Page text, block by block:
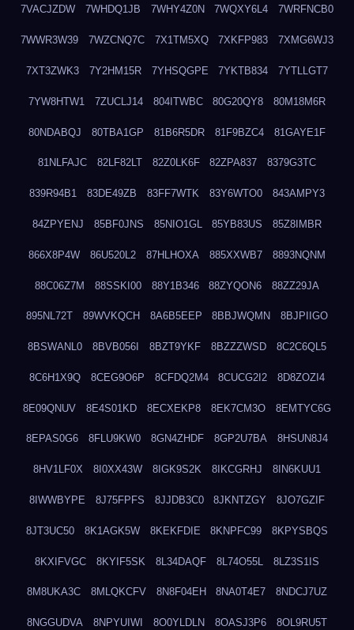
7VACJZDW 7WHDQ1JB 7WHY4Z0N 7WQXY6L4 7WRFNCB0
7WWR3W39 7WZCNQ7C 7X1TM5XQ 7XKFP983 7XMG6WJ3
7XT3ZWK3 7Y2HM15R 7YHSQGPE 7YKTB834 7YTLLGT7
7YW8HTW1 7ZUCLJ14 804ITWBC 80G20QY8 80M18M6R
80NDABQJ 80TBA1GP 81B6R5DR 81F9BZC4 81GAYE1F
81NLFAJC 82LF82LT 82Z0LK6F 82ZPA837 8379G3TC
839R94B1 83DE49ZB 83FF7WTK 83Y6WTO0 843AMPY3
84ZPYENJ 85BF0JNS 85NIO1GL 85YB83US 85Z8IMBR
866X8P4W 86U520L2 87HLHOXA 885XXWB7 8893NQNM
88C06Z7M 88SSKI00 88Y1B346 88ZYQON6 88ZZ29JA
895NL72T 89WVKQCH 8A6B5EEP 8BBJWQMN 8BJPIIGO
8BSWANL0 8BVB056I 8BZT9YKF 8BZZZWSD 8C2C6QL5
8C6H1X9Q 8CEG9O6P 8CFDQ2M4 8CUCG2I2 8D8ZOZI4
8E09QNUV 8E4S01KD 8ECXEKP8 8EK7CM3O 8EMTYC6G
8EPAS0G6 8FLU9KW0 8GN4ZHDF 8GP2U7BA 8HSUN8J4
8HV1LF0X 8I0XX43W 8IGK9S2K 8IKCGRHJ 8IN6KUU1
8IWWBYPE 8J75FPFS 8JJDB3C0 8JKNTZGY 8JO7GZIF
8JT3UC50 8K1AGK5W 8KEKFDIE 8KNPFC99 8KPYSBQS
8KXIFVGC 8KYIF5SK 8L34DAQF 8L74O55L 8LZ3S1IS
8M8UKA3C 8MLQKCFV 8N8F04EH 8NA0T4E7 8NDCJ7UZ
8NGGUDVA 8NPYUIWI 8O0YLDLN 8OASJ3P6 8OL9RU5T